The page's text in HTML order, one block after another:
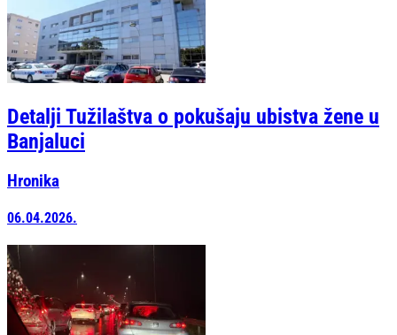
Detalji Tužilaštva o pokušaju ubistva žene u
Banjaluci
Hronika
06.04.2026.